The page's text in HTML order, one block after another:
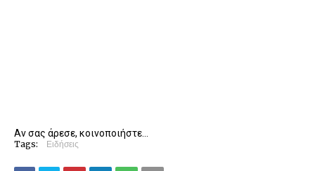
Αν σας άρεσε, κοινοποιήστε...
Tags: Ειδήσεις